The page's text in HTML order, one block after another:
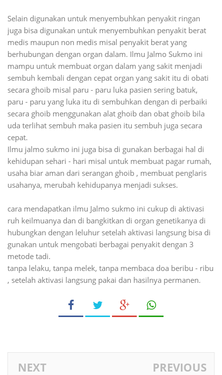
Selain digunakan untuk menyembuhkan penyakit ringan
juga bisa digunakan untuk menyembuhkan penyakit berat
medis maupun non medis misal penyakit berat yang
berhubungan dengan organ dalam. Ilmu Jalmo Sukmo ini
mampu untuk membuat organ dalam yang sakit menjadi
sembuh kembali dengan cepat organ yang sakit itu di obati
secara ghoib misal paru - paru luka pasien sering batuk,
paru - paru yang luka itu di sembuhkan dengan di perbaiki
secara ghoib menggunakan alat ghoib dan obat ghoib bila
uda terlihat sembuh maka pasien itu sembuh juga secara
cepat.
Ilmu jalmo sukmo ini juga bisa di gunakan berbagai hal di
kehidupan sehari - hari misal untuk membuat pagar rumah,
usaha biar aman dari serangan ghoib , membuat penglaris
usahanya, merubah kehidupanya menjadi sukses.
cara mendapatkan ilmu Jalmo sukmo ini cukup di aktivasi
ruh keilmuanya dan di bangkitkan di organ genetikanya di
hubungkan dengan leluhur setelah aktivasi langsung bisa di
gunakan untuk mengobati berbagai penyakit dengan 3
metode tadi.
tanpa lelaku, tanpa melek, tanpa membaca doa beribu - ribu
, setelah aktivasi langsung pakai dan hasilnya permanen.
NEXT PREVIOUS